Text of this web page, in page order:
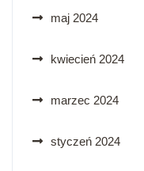
maj 2024
kwiecień 2024
marzec 2024
styczeń 2024